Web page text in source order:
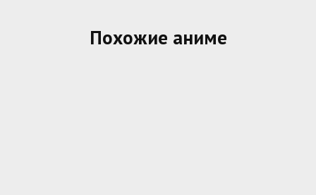
Похожие аниме